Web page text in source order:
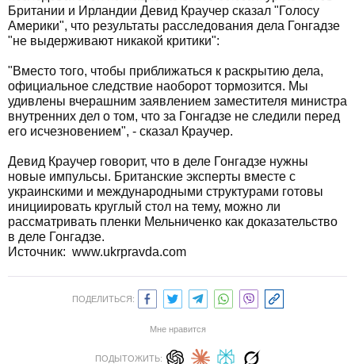
Британии и Ирландии Девид Краучер сказал "Голосу
Америки", что результаты расследования дела Гонгадзе
"не выдерживают никакой критики":
"Вместо того, чтобы приближаться к раскрытию дела,
официальное следствие наоборот тормозится. Мы
удивлены вчерашним заявлением заместителя министра
внутренних дел о том, что за Гонгадзе не следили перед
его исчезновением", - сказал Краучер.
Девид Краучер говорит, что в деле Гонгадзе нужны
новые импульсы. Британские эксперты вместе с
украинскими и международными структурами готовы
инициировать круглый стол на тему, можно ли
рассматривать пленки Мельниченко как доказательство
в деле Гонгадзе.
Источник: www.ukrpravda.com
ПОДЕЛИТЬСЯ:
Мне нравится
ПОДЫТОЖИТЬ: